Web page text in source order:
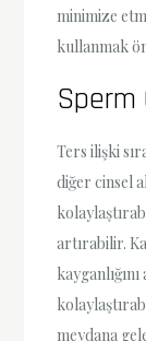
minimize
kullanmak
Sperm
Ters ilişki
diğer cinsel
artırabilir.
meydana